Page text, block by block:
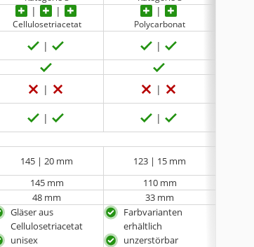
Cellulosetriacetat Polycarbonat
145 | 20 mm 123 | 15 mm
145 mm
110 mm
48 mm 33 mm
Gläser aus
Cellulosetriacetat
unisex
Farbvarianten
erhältlich
unzerstörbar